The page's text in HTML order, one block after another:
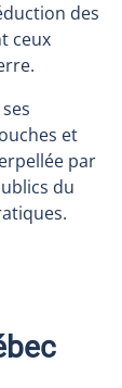
des
ceux
et
par
du